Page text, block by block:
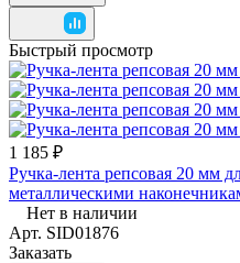
Быстрый просмотр
1 185 ₽
Ручка-лента репсовая 20 мм
металлическими
Нет в наличии
Арт. SID01876
Заказать